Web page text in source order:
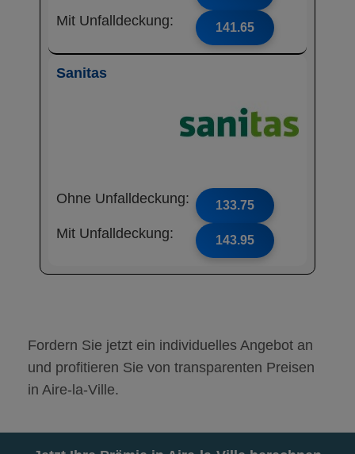
Mit Unfalldeckung: 141.65
Sanitas
Ohne Unfalldeckung: 133.75
Mit Unfalldeckung: 143.95
Fordern Sie jetzt ein individuelles Angebot an
und profitieren Sie von transparenten Preisen
in Aire-la-Ville.